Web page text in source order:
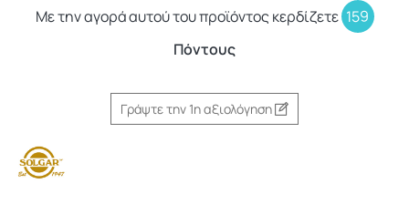
Με την αγορά αυτού του προϊόντος κερδίζετε 159
Πόντους
Γράψτε την 1η αξιολόγηση